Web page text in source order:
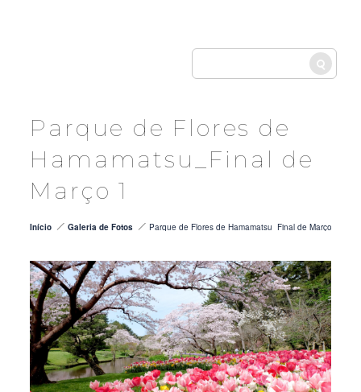
Parque de Flores de
Hamamatsu_Final de
Março 1
Início Galeria de Fotos Parque de Flores de Hamamatsu_Final de Março 1